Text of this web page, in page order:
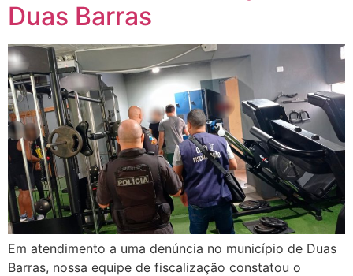
Duas Barras
Em atendimento a uma denúncia no município de Duas
Barras, nossa equipe de fiscalização constatou o